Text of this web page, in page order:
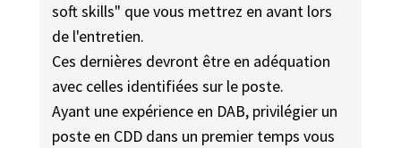
soft skills" que vous mettrez en avant lors
de l'entretien.
Ces dernières devront être en adéquation
avec celles identifiées sur le poste.
Ayant une expérience en DAB, privilégier un
poste en CDD dans un premier temps vous